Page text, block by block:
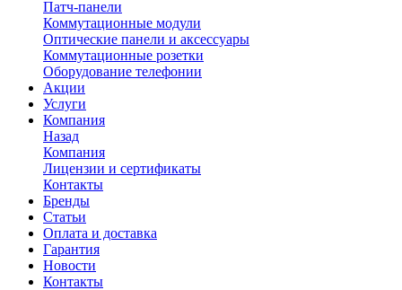
Патч-панели
Коммутационные модули
Оптические панели и аксессуары
Коммутационные розетки
Оборудование телефонии
Акции
Услуги
Компания
Назад
Компания
Лицензии и сертификаты
Контакты
Бренды
Статьи
Оплата и доставка
Гарантия
Новости
Контакты